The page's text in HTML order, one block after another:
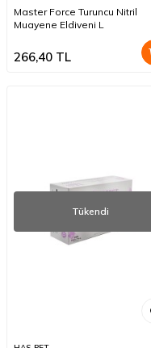
Master Force Turuncu Nitril
Muayene Eldiveni L
266,40 TL
Tükendi